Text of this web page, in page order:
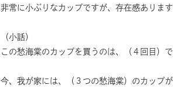
非常に小ぶりなカップですが、存在感あります
（小話）
この愁海棠のカップを買うのは、（４回目）で
今、我が家には、（３つの愁海棠）のカップ